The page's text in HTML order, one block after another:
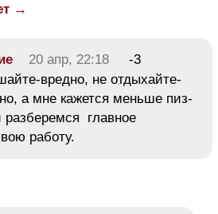
→
20 апр, 22:18
-3
вредно, не отдыхайте-
а мне кажется меньше пиз-
главное
работу.